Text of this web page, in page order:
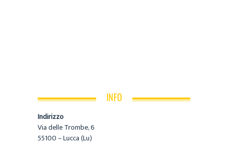
INFO
Indirizzo
Via delle Trombe, 6
55100 – Lucca (Lu)